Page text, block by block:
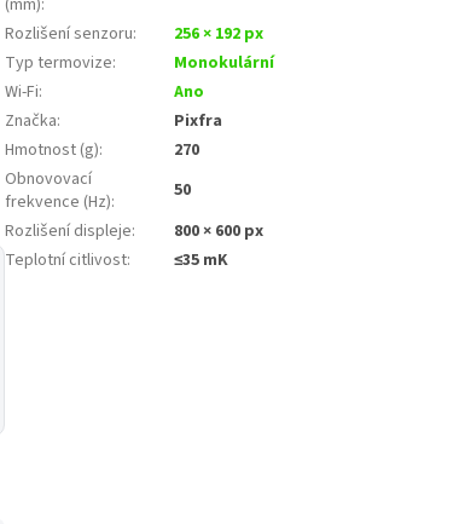
(mm):
Rozlišení senzoru:
256 × 192 px
Typ termovize:
Monokulární
Wi‑Fi:
Ano
Značka:
Pixfra
Hmotnost (g):
270
Obnovovací
frekvence (Hz):
50
Rozlišení displeje:
800 × 600 px
Teplotní citlivost: ≤35 mK